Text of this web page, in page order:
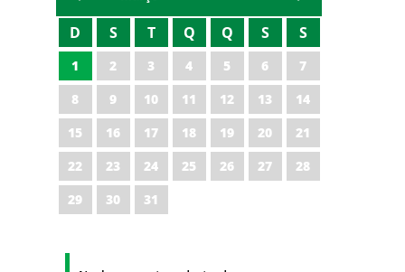
D S T Q Q S S
1 2 3 4 5 6
7
8
9 10 11 12 13
14
15
16 17 18 19 20
21
22
23 24 25 26 27
28
29
30 31